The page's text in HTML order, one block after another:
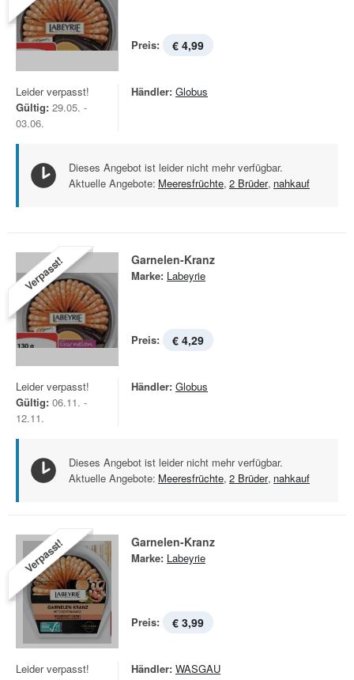
Preis: € 4,99
Leider verpasst!
Gültig: 29.05. -
03.06.
Händler: Globus
Dieses Angebot ist leider nicht mehr verfügbar.
Aktuelle Angebote: Meeresfrüchte, 2 Brüder, nahkauf
Verpasst! Garnelen-Kranz
Marke: Labeyrie
Preis: € 4,29
Leider verpasst!
Gültig: 06.11. -
12.11.
Händler: Globus
Dieses Angebot ist leider nicht mehr verfügbar.
Aktuelle Angebote: Meeresfrüchte, 2 Brüder, nahkauf
Verpasst! Garnelen-Kranz
Marke: Labeyrie
Preis: € 3,99
Leider verpasst!
Händler: WASGAU